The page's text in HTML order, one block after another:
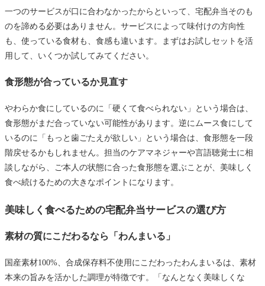
一つのサービスが口に合わなかったからといって、宅配弁当そのも
のを諦める必要はありません。サービスによって味付けの方向性
も、使っている食材も、食感も違います。まずはお試しセットを活
用して、いくつか試してみてください。
食形態が合っているか見直す
やわらか食にしているのに「硬くて食べられない」という場合は、
食形態がまだ合っていない可能性があります。逆にムース食にして
いるのに「もっと歯ごたえが欲しい」という場合は、食形態を一段
階戻せるかもしれません。担当のケアマネジャーや言語聴覚士に相
談しながら、ご本人の状態に合った食形態を選ぶことが、美味しく
食べ続けるための大きなポイントになります。
美味しく食べるための宅配弁当サービスの選び方
素材の質にこだわるなら「わんまいる」
国産素材100%、合成保存料不使用にこだわったわんまいるは、素材
本来の旨みを活かした調理が特徴です。「なんとなく美味しくな